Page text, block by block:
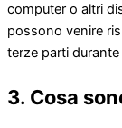
computer o altri
possono venire
terze parti
3. Cosa